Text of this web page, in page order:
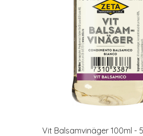
Vit Balsamvinäger 100ml -